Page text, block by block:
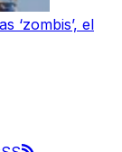
‘zombis’, el